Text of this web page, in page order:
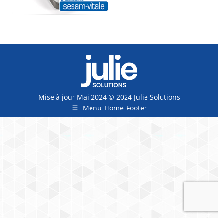
Mise à jour Mai 2024 © 2024 Julie Solutions
Menu_Home_Footer